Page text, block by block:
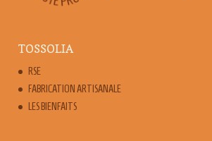
TOSSOLIA
RSE
FABRICATION ARTISANALE
LES BIENFAITS